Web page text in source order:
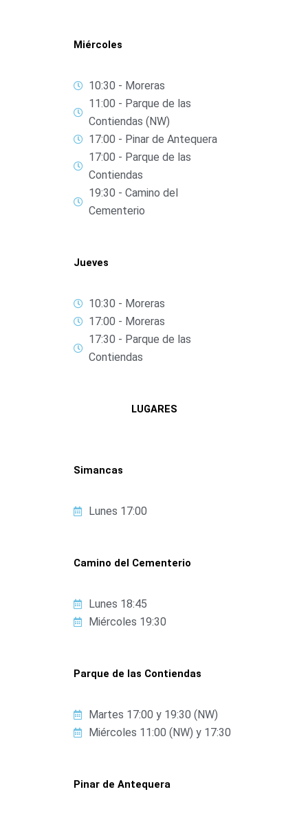
Miércoles
10:30 - Moreras
11:00 - Parque de las
Contiendas (NW)
17:00 - Pinar de Antequera
17:00 - Parque de las
Contiendas
19:30 - Camino del
Cementerio
Jueves
10:30 - Moreras
17:00 - Moreras
17:30 - Parque de las
Contiendas
LUGARES
Simancas
Lunes 17:00
Camino del Cementerio
Lunes 18:45
Miércoles 19:30
Parque de las Contiendas
Martes 17:00 y 19:30 (NW)
Miércoles 11:00 (NW) y 17:30
Pinar de Antequera